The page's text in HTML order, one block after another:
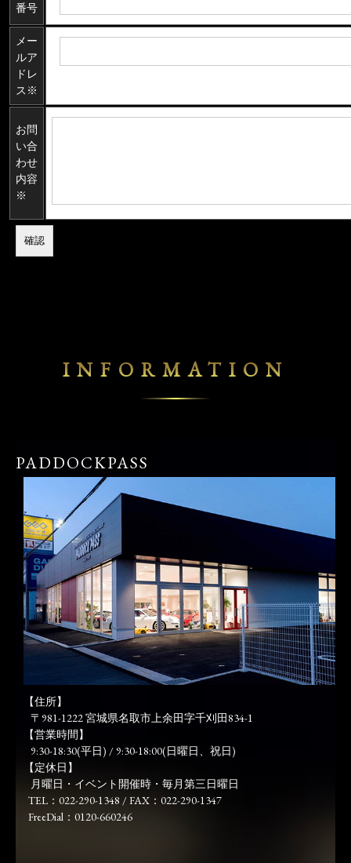
番号
メー
ルア
ドレ
ス※
お問
い合
わせ
内容
※
INFORMATION
PADDOCKPASS
【住所】
〒981-1222 宮城県名取市上余田字千刈田834-1
【営業時間】
9:30-18:30(平日) / 9:30-18:00(日曜日、祝日)
【定休日】
月曜日・イベント開催時・毎月第三日曜日
TEL：022-290-1348 / FAX：022-290-1347
FreeDial：0120-660246